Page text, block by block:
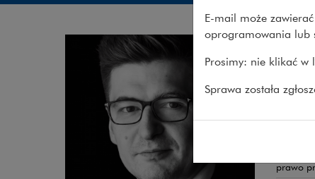
prawo
E-mail może
oprogramowania lub
Prosimy: nie klikać w
Sprawa została